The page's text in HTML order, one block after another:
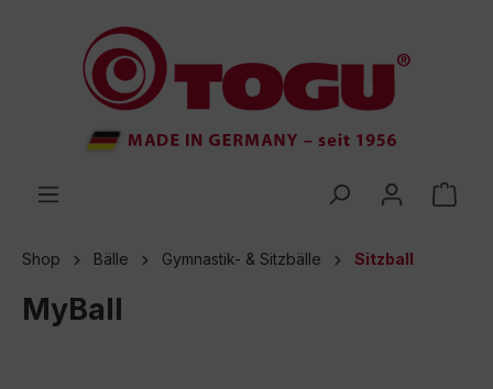
springen
Shop Bälle Gymnastik- & Sitzbälle Sitzball
MyBall